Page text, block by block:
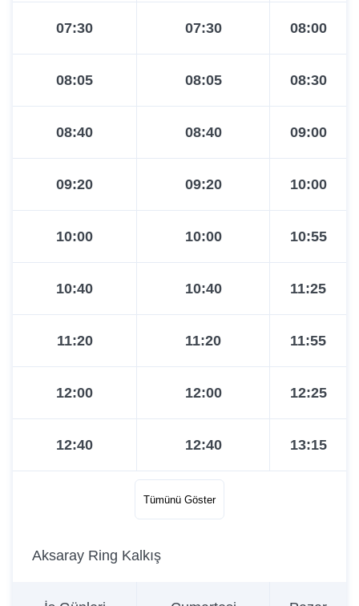
07:30 07:30 08:00
08:05 08:05 08:30
08:40 08:40 09:00
09:20 09:20 10:00
10:00 10:00 10:55
10:40 10:40 11:25
11:20 11:20 11:55
12:00 12:00 12:25
12:40 12:40 13:15
13:20
14:00
14:40 14:40 15:30
Tümünü Göster
Aksaray Ring Kalkış